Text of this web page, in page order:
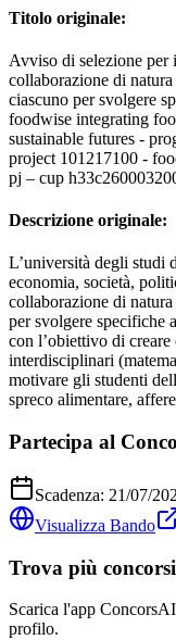
Titolo originale:
Avviso di selezione
collaborazione di
ciascuno per svolgere
foodwise integrating
sustainable futures -
project 101217100 -
pj – cup
Descrizione originale:
L’università degli studi
economia, società,
collaborazione di
per svolgere specifiche
con l’obiettivo di
interdisciplinari
motivare gli studenti
spreco alimentare,
Partecipa al
Scadenza: 21/07/
Visualizza Bando
Trova più
Scarica l'app
profilo.